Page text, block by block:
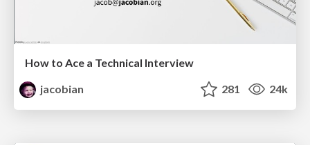
How to Ace a Technical Interview
jacobian
281 24k